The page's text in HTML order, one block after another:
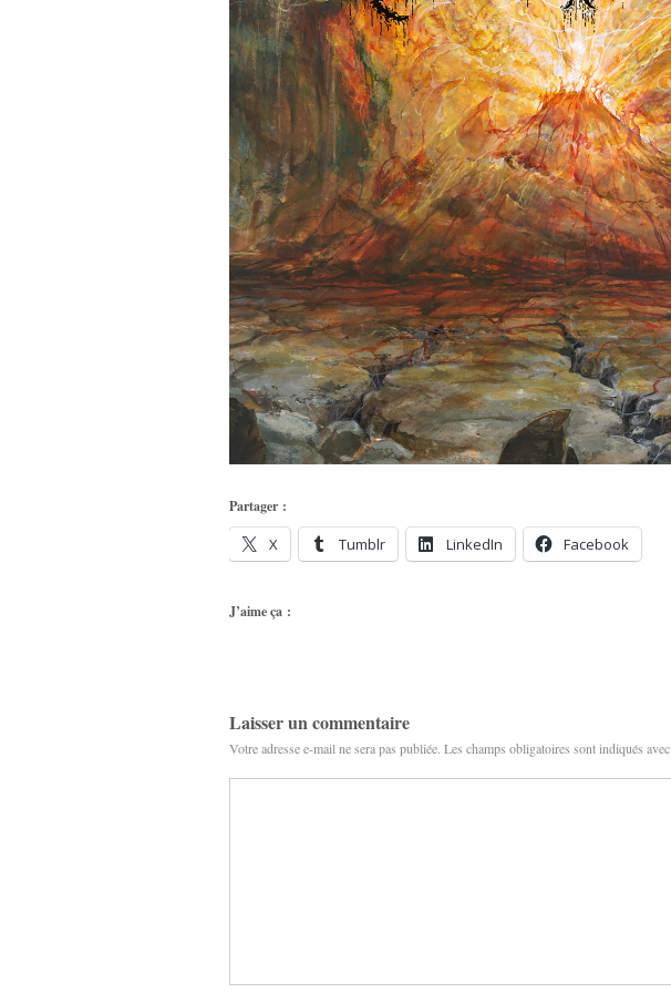
Partager :
X Tumblr LinkedIn Facebook
J’aime ça :
Laisser un commentaire
Votre adresse e-mail ne sera pas publiée. Les champs obligatoires sont indiqués avec